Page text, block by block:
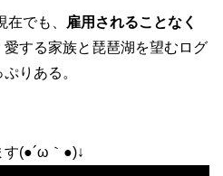
でも、
雇用されることなく
する家族と琵琶湖を望むログ
りある。
(●´ω｀●)↓